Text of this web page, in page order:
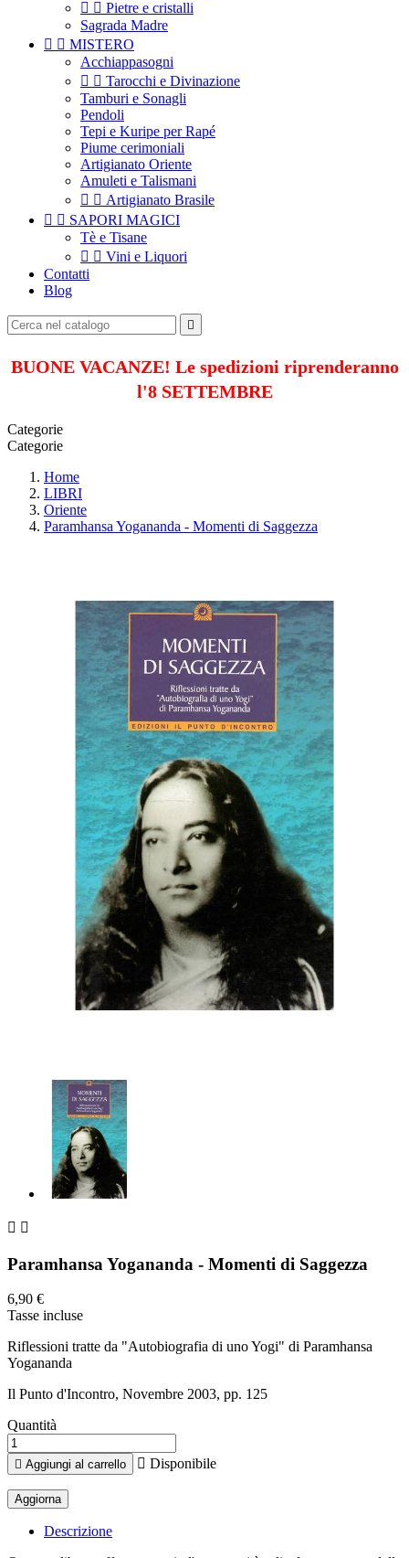
  Pietre e cristalli
Sagrada Madre
  MISTERO
Acchiappasogni
  Tarocchi e Divinazione
Tamburi e Sonagli
Pendoli
Tepi e Kuripe per Rapé
Piume cerimoniali
Artigianato Oriente
Amuleti e Talismani
  Artigianato Brasile
  SAPORI MAGICI
Tè e Tisane
  Vini e Liquori
Contatti
Blog

BUONE VACANZE! Le spedizioni riprenderanno
l'8 SETTEMBRE
Categorie
Categorie
Home
LIBRI
Oriente
Paramhansa Yogananda - Momenti di Saggezza
 
Paramhansa Yogananda - Momenti di Saggezza
6,90 €
Tasse incluse
Riflessioni tratte da "Autobiografia di uno Yogi" di Paramhansa
Yogananda
Il Punto d'Incontro, Novembre 2003, pp. 125
Quantità
 Aggiungi al carrello  Disponibile
Descrizione